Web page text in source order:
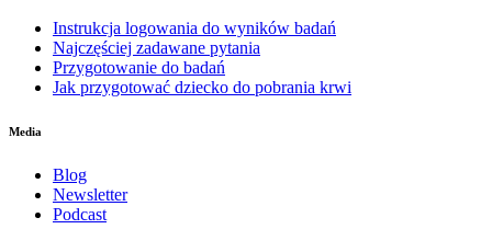
Instrukcja logowania do wyników badań
Najczęściej zadawane pytania
Przygotowanie do badań
Jak przygotować dziecko do pobrania krwi
Media
Blog
Newsletter
Podcast